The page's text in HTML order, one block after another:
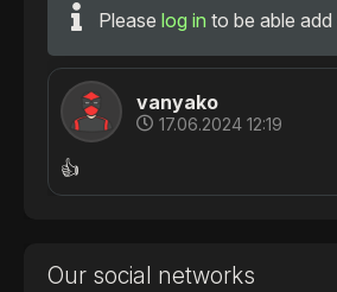
Please log in to be able
vanyako
17.06.2024 12:19
👍
Our social networks